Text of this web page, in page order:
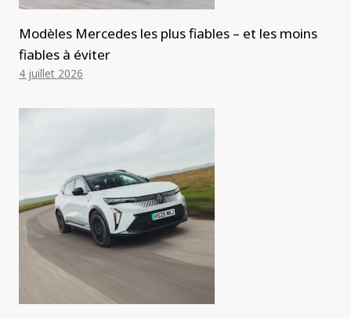
Modèles Mercedes les plus fiables – et les moins
fiables à éviter
4 juillet 2026